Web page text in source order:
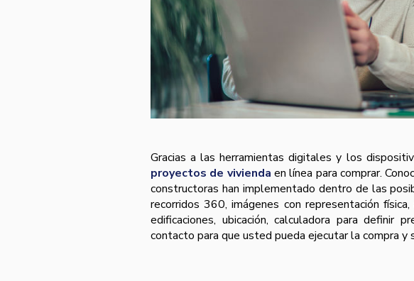
Gracias a las herramientas digitales y los
proyectos de vivienda en línea para comprar.
constructoras han implementado dentro de las
recorridos 360, imágenes con representación
edificaciones, ubicación, calculadora para definir
contacto para que usted pueda ejecutar la compra y